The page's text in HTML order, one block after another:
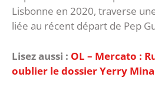
Lisbonne en 2020, traverse
liée au récent départ de Pep
Lisez aussi : OL – Mercato :
oublier le dossier Yerry Mina